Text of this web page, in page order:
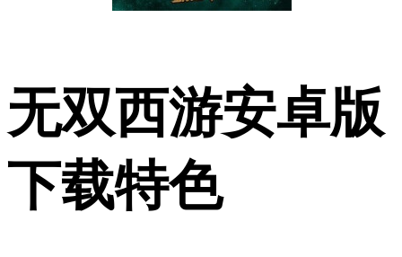
无双西游安卓版
下载特色